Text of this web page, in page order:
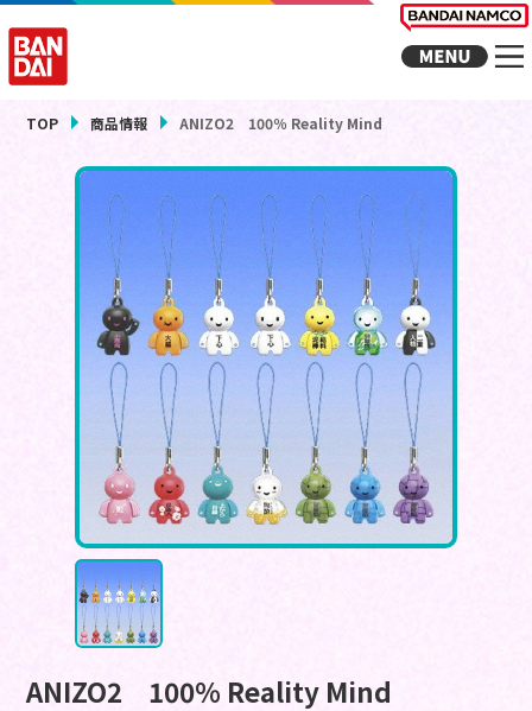
TOP 商品情報 ANIZO2 100％ Reality Mind
ANIZO2 100％ Reality Mind